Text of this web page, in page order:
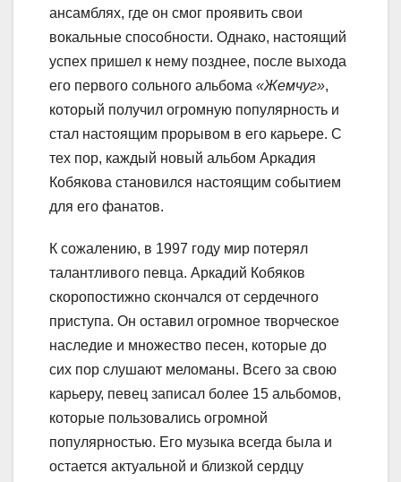
ансамблях, где он смог проявить свои
вокальные способности. Однако, настоящий
успех пришел к нему позднее, после выхода
его первого сольного альбома «Жемчуг»,
который получил огромную популярность и
стал настоящим прорывом в его карьере. С
тех пор, каждый новый альбом Аркадия
Кобякова становился настоящим событием
для его фанатов.
К сожалению, в 1997 году мир потерял
талантливого певца. Аркадий Кобяков
скоропостижно скончался от сердечного
приступа. Он оставил огромное творческое
наследие и множество песен, которые до
сих пор слушают меломаны. Всего за свою
карьеру, певец записал более 15 альбомов,
которые пользовались огромной
популярностью. Его музыка всегда была и
остается актуальной и близкой сердцу